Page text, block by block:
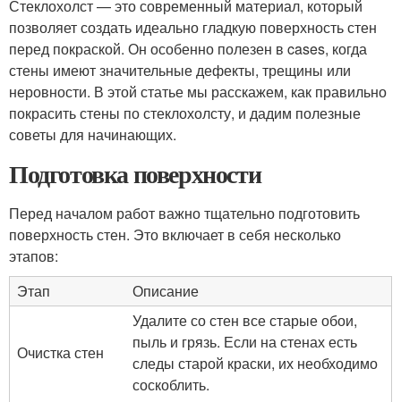
Стеклохолст — это современный материал, который
позволяет создать идеально гладкую поверхность стен
перед покраской. Он особенно полезен в cases, когда
стены имеют значительные дефекты, трещины или
неровности. В этой статье мы расскажем, как правильно
покрасить стены по стеклохолсту, и дадим полезные
советы для начинающих.
Подготовка поверхности
Перед началом работ важно тщательно подготовить
поверхность стен. Это включает в себя несколько
этапов:
Этап
Описание
Очистка стен
Удалите со стен все старые обои,
пыль и грязь. Если на стенах есть
следы старой краски, их необходимо
соскоблить.